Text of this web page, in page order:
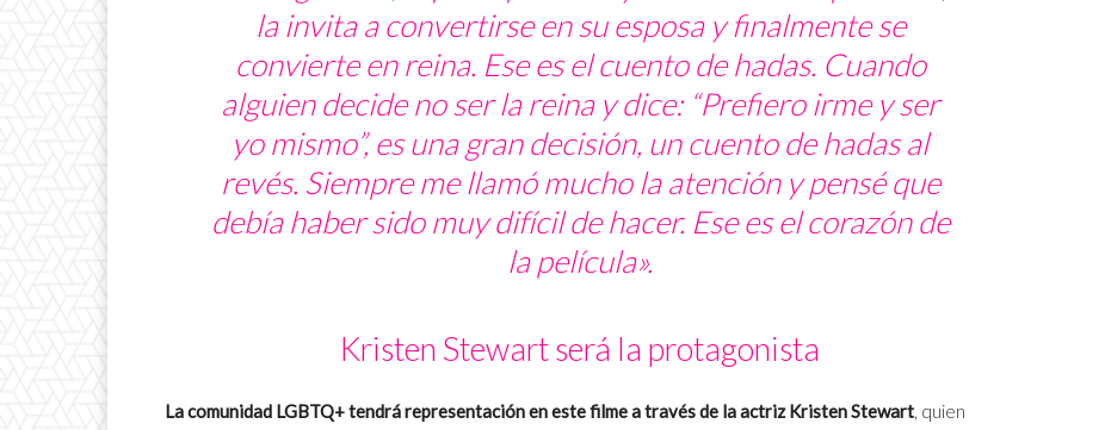
la invita a convertirse en su esposa y finalmente se
convierte en reina. Ese es el cuento de hadas. Cuando
alguien decide no ser la reina y dice: “Prefiero irme y ser
yo mismo”, es una gran decisión, un cuento de hadas al
revés. Siempre me llamó mucho la atención y pensé que
debía haber sido muy difícil de hacer. Ese es el corazón de
la película».
Kristen Stewart será la protagonista
La comunidad LGBTQ+ tendrá representación en este filme a través de la actriz Kristen Stewart, quien